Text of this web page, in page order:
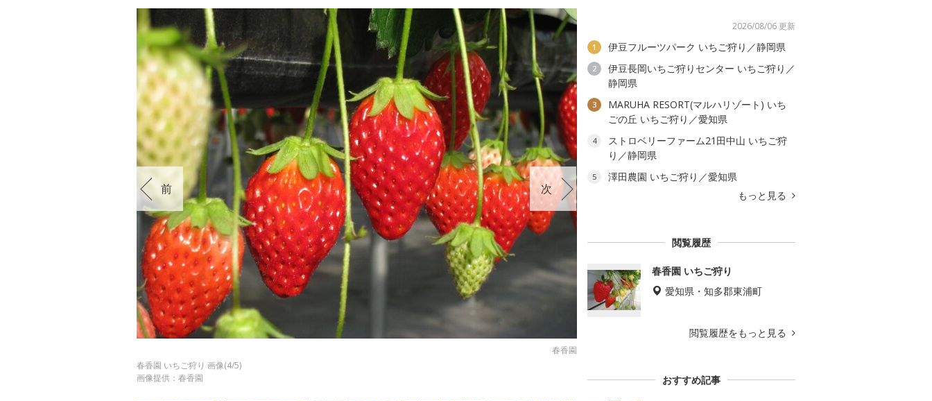
春香園
春香園 いちご狩り 画像(4/5)
画像提供：春香園
前 次
2026/08/06 更新
1 伊豆フルーツパーク いちご狩り／静岡県
2
伊豆長岡いちご狩りセンター いちご狩り／
静岡県
3
MARUHA RESORT(マルハリゾート) いち
ごの丘 いちご狩り／愛知県
4
ストロベリーファーム21田中山 いちご狩
り／静岡県
5
澤田農園 いちご狩り／愛知県
もっと見る
閲覧履歴
春香園 いちご狩り
愛知県・知多郡東浦町
閲覧履歴をもっと見る
おすすめ記事